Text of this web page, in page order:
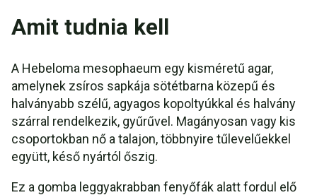
Amit tudnia kell
A Hebeloma mesophaeum egy kisméretű agar,
amelynek zsíros sapkája sötétbarna közepű és
halványabb szélű, agyagos kopoltyúkkal és halvány
szárral rendelkezik, gyűrűvel. Magányosan vagy kis
csoportokban nő a talajon, többnyire tűlevelűekkel
együtt, késő nyártól őszig.
Ez a gomba leggyakrabban fenyőfák alatt fordul elő